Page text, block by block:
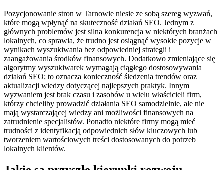
Pozycjonowanie stron w Tarnowie niesie ze sobą szereg wyzwań,
które mogą wpłynąć na skuteczność działań SEO. Jednym z
głównych problemów jest silna konkurencja w niektórych branżach
lokalnych, co sprawia, że trudno jest osiągnąć wysokie pozycje w
wynikach wyszukiwania bez odpowiedniej strategii i
zaangażowania środków finansowych. Dodatkowo zmieniające się
algorytmy wyszukiwarek wymagają ciągłego dostosowywania
działań SEO; to oznacza konieczność śledzenia trendów oraz
aktualizacji wiedzy dotyczącej najlepszych praktyk. Innym
wyzwaniem jest brak czasu i zasobów u wielu właścicieli firm,
którzy chcieliby prowadzić działania SEO samodzielnie, ale nie
mają wystarczającej wiedzy ani możliwości finansowych na
zatrudnienie specjalistów. Ponadto niektóre firmy mogą mieć
trudności z identyfikacją odpowiednich słów kluczowych lub
tworzeniem wartościowych treści dostosowanych do potrzeb
lokalnych klientów.